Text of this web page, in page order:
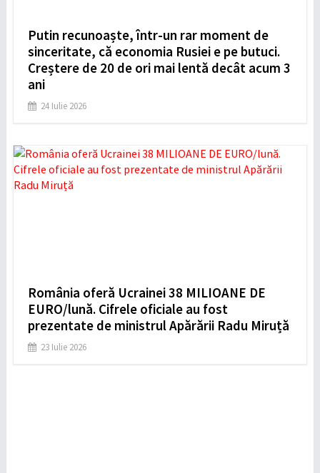
Putin recunoaște, într-un rar moment de
sinceritate, că economia Rusiei e pe butuci.
Creștere de 20 de ori mai lentă decât acum 3
ani
24 Iulie 2026
România oferă Ucrainei 38 MILIOANE DE
EURO/lună. Cifrele oficiale au fost
prezentate de ministrul Apărării Radu Miruță
23 Iulie 2026